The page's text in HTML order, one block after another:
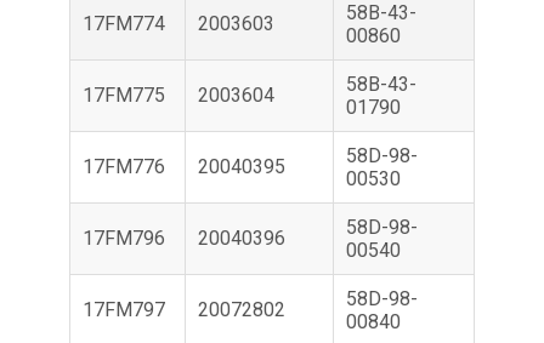
17FM774 2003603
58B-43-
00860
17FM775 2003604
58B-43-
01790
17FM776 20040395
58D-98-
00530
17FM796 20040396
58D-98-
00540
17FM797 20072802
58D-98-
00840